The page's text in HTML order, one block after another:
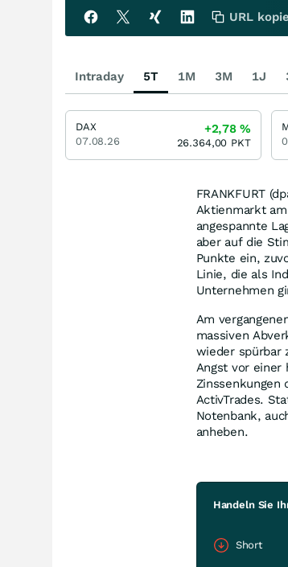
FRANKFURT
Aktienmarkt
angespannte
aber auf die
Punkte ein,
Linie, die als
Unternehmen
Am
massiven
wieder spürbar
Angst vor einer
Zinssenkungen
ActivTrades.
Notenbank,
anheben.
Handeln Sie
Short
URL
Intraday 5T 1M 3M 1J
DAX
07.08.26
+2,78%
26.364,00 PKT